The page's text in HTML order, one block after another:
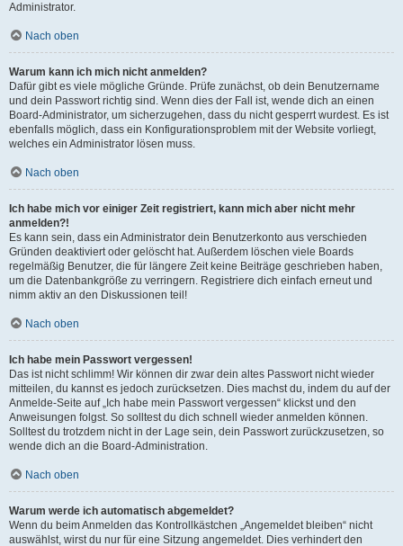
Administrator.
Nach oben
Warum kann ich mich nicht anmelden?
Dafür gibt es viele mögliche Gründe. Prüfe zunächst, ob dein Benutzername
und dein Passwort richtig sind. Wenn dies der Fall ist, wende dich an einen
Board-Administrator, um sicherzugehen, dass du nicht gesperrt wurdest. Es ist
ebenfalls möglich, dass ein Konfigurationsproblem mit der Website vorliegt,
welches ein Administrator lösen muss.
Nach oben
Ich habe mich vor einiger Zeit registriert, kann mich aber nicht mehr
anmelden?!
Es kann sein, dass ein Administrator dein Benutzerkonto aus verschieden
Gründen deaktiviert oder gelöscht hat. Außerdem löschen viele Boards
regelmäßig Benutzer, die für längere Zeit keine Beiträge geschrieben haben,
um die Datenbankgröße zu verringern. Registriere dich einfach erneut und
nimm aktiv an den Diskussionen teil!
Nach oben
Ich habe mein Passwort vergessen!
Das ist nicht schlimm! Wir können dir zwar dein altes Passwort nicht wieder
mitteilen, du kannst es jedoch zurücksetzen. Dies machst du, indem du auf der
Anmelde-Seite auf „Ich habe mein Passwort vergessen“ klickst und den
Anweisungen folgst. So solltest du dich schnell wieder anmelden können.
Solltest du trotzdem nicht in der Lage sein, dein Passwort zurückzusetzen, so
wende dich an die Board-Administration.
Nach oben
Warum werde ich automatisch abgemeldet?
Wenn du beim Anmelden das Kontrollkästchen „Angemeldet bleiben“ nicht
auswählst, wirst du nur für eine Sitzung angemeldet. Dies verhindert den